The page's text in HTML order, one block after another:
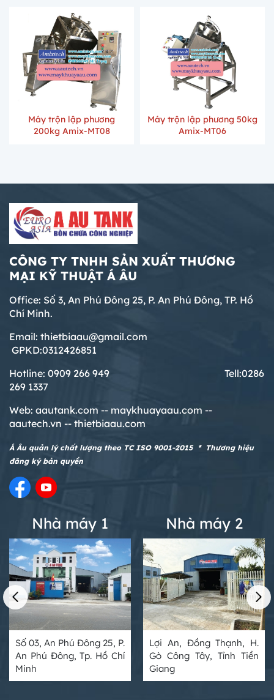
Máy trộn lập phương
200kg Amix-MT08
Máy trộn lập phương 50kg
Amix-MT06
CÔNG TY TNHH SẢN XUẤT THƯƠNG
MẠI KỸ THUẬT Á ÂU
Office: Số 3, An Phú Đông 25, P. An Phú Đông, TP. Hồ
Chí Minh.
Email: thietbiaau@gmail.com
GPKD:0312426851
Hotline: 0909 266 949 Tell:0286
269 1337
Web: aautank.com -- maykhuayaau.com --
aautech.vn -- thietbiaau.com
Á Âu quản lý chất lượng theo TC ISO 9001-2015 * Thương hiệu
đăng ký bản quyền
Nhà máy 1
Số 03, An Phú Đông 25, P.
An Phú Đông, Tp. Hồ Chí
Minh
Nhà máy 2
Lợi An, Đồng Thạnh, H.
Gò Công Tây, Tỉnh Tiền
Giang